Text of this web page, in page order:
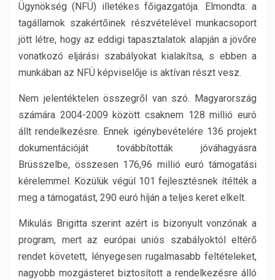
Ügynökség (NFÜ) illetékes főigazgatója. Elmondta: a
tagállamok szakértőinek részvételével munkacsoport
jött létre, hogy az eddigi tapasztalatok alapján a jövőre
vonatkozó eljárási szabályokat kialakítsa, s ebben a
munkában az NFÜ képviselője is aktívan részt vesz.
Nem jelentéktelen összegről van szó. Magyarország
számára 2004-2009 között csaknem 128 millió euró
állt rendelkezésre. Ennek igénybevételére 136 projekt
dokumentációját továbbították jóváhagyásra
Brüsszelbe, összesen 176,96 millió euró támogatási
kérelemmel. Közülük végül 101 fejlesztésnek ítélték a
meg a támogatást, 290 euró híján a teljes keret elkelt.
Mikulás Brigitta szerint azért is bizonyult vonzónak a
program, mert az európai uniós szabályoktól eltérő
rendet követett, lényegesen rugalmasabb feltételeket,
nagyobb mozgásteret biztosított a rendelkezésre álló